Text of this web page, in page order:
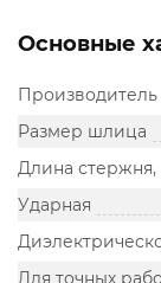
Основные
Производитель
Размер шлица
Длина
Ударная
Для точных